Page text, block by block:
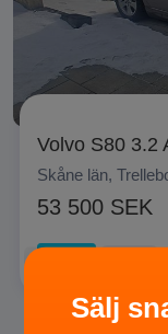
Volvo S80 3.2
Skåne län,
53 500 SEK
Sälj